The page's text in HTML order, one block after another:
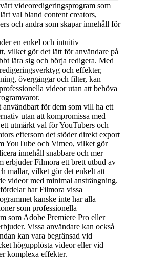
videoredigeringsprogram som
val bland content creators,
och andra som skapar innehåll för
en enkel och intuitiv
vilket gör det lätt för användare på
lära sig och börja redigera. Med
och effekter,
övergångar och filter, kan
videor utan att behöva
användbart för dem som vill ha ett
utan att kompromissa med
utmärkt val för YouTubers och
eftersom det stöder direkt export
YouTube och Vimeo, vilket gör
innehåll snabbare och mer
erbjuder Filmora ett brett utbud av
mallar, vilket gör det enkelt att
videor med minimal ansträngning.
har Filmora vissa
kanske inte har alla
som professionella
som Adobe Premiere Pro eller
Vissa användare kan också
kan vara begränsad vid
högupplösta videor eller vid
komplexa effekter.